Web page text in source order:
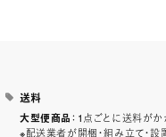
送料
大型便商品 ：1点ごとに送料がか
※配送業者が開梱・組み立て・設